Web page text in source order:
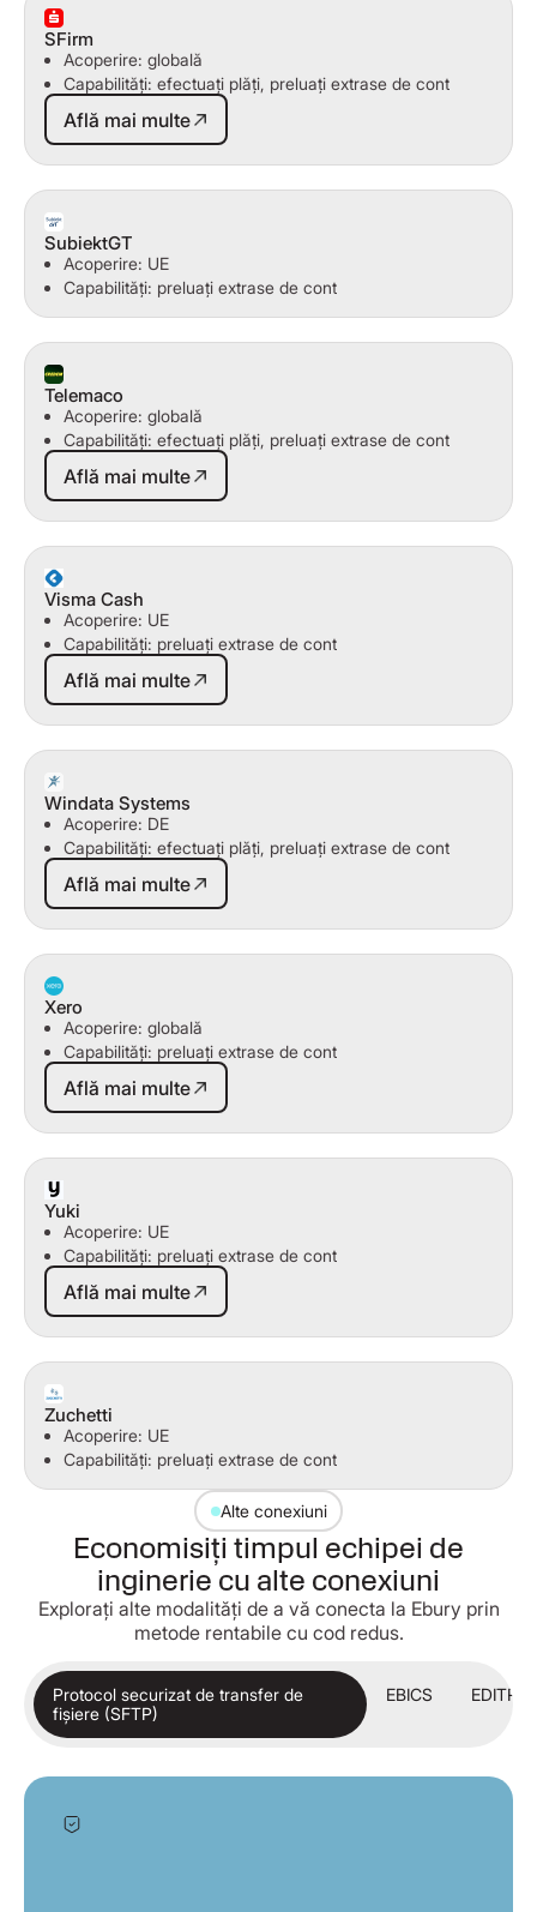
SFirm
Acoperire: globală
Capabilități: efectuați plăți, preluați extrase de cont
Află mai multe
Află mai multe
SubiektGT
Acoperire: UE
Capabilități: preluați extrase de cont
Telemaco
Acoperire: globală
Capabilități: efectuați plăți, preluați extrase de cont
Află mai multe
Află mai multe
Visma Cash
Acoperire: UE
Capabilități: preluați extrase de cont
Află mai multe
Află mai multe
Windata Systems
Acoperire: DE
Capabilități: efectuați plăți, preluați extrase de cont
Află mai multe
Află mai multe
Xero
Acoperire: globală
Capabilități: preluați extrase de cont
Află mai multe
Află mai multe
Yuki
Acoperire: UE
Capabilități: preluați extrase de cont
Află mai multe
Află mai multe
Zuchetti
Acoperire: UE
Capabilități: preluați extrase de cont
Alte conexiuni
Economisiți timpul echipei de
inginerie cu alte conexiuni
Explorați alte modalități de a vă conecta la Ebury prin
metode rentabile cu cod redus.
Protocol securizat de transfer de
fișiere (SFTP)
EBICS